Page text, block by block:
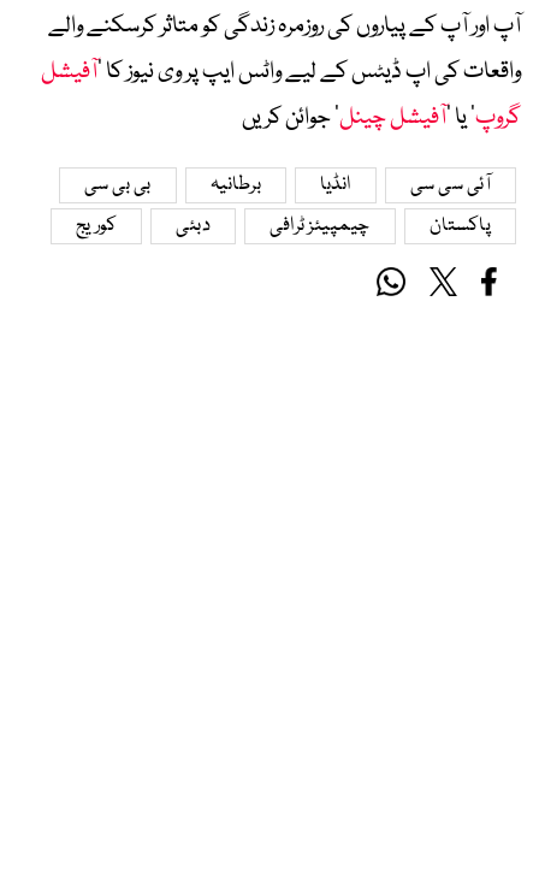
آپ اور آپ کے پیاروں کی روزمرہ زندگی کو متاثر کرسکنے والے
واقعات کی اپ ڈیٹس کے لیے واٹس ایپ پر وی نیوز کا ’آفیشل
گروپ‘ یا ’آفیشل چینل‘ جوائن کریں
آئی سی سی انڈیا برطانیہ
بی بی سی
پاکستان
چیمپیئز ٹرافی دبئی کوریج